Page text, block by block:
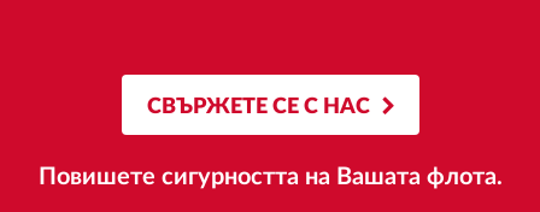
СВЪРЖЕТЕ СЕ С НАС
Повишете сигурността на Вашата флота.